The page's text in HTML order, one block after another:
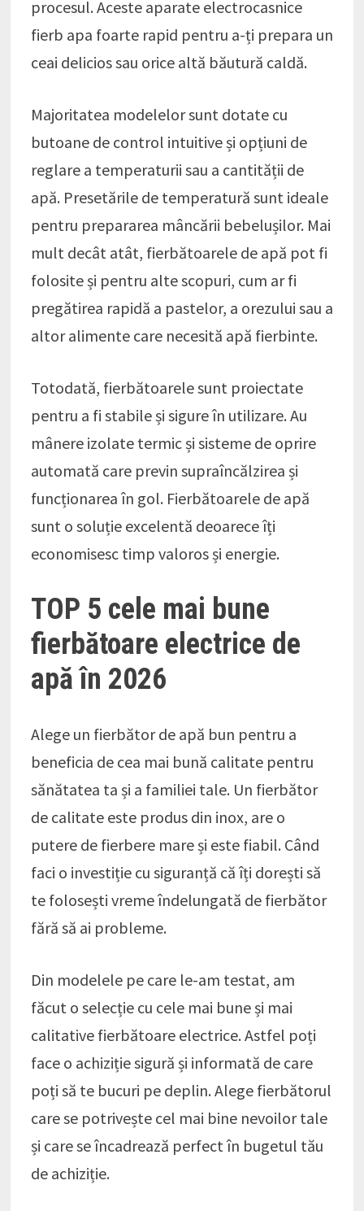
procesul. Aceste aparate electrocasnice
fierb apa foarte rapid pentru a-ți prepara un
ceai delicios sau orice altă băutură caldă.
Majoritatea modelelor sunt dotate cu
butoane de control intuitive și opțiuni de
reglare a temperaturii sau a cantității de
apă. Presetările de temperatură sunt ideale
pentru prepararea mâncării bebelușilor. Mai
mult decât atât, fierbătoarele de apă pot fi
folosite și pentru alte scopuri, cum ar fi
pregătirea rapidă a pastelor, a orezului sau a
altor alimente care necesită apă fierbinte.
Totodată, fierbătoarele sunt proiectate
pentru a fi stabile și sigure în utilizare. Au
mânere izolate termic și sisteme de oprire
automată care previn supraîncălzirea și
funcționarea în gol. Fierbătoarele de apă
sunt o soluție excelentă deoarece îți
economisesc timp valoros și energie.
TOP 5 cele mai bune
fierbătoare electrice de
apă în 2026
Alege un fierbător de apă bun pentru a
beneficia de cea mai bună calitate pentru
sănătatea ta și a familiei tale. Un fierbător
de calitate este produs din inox, are o
putere de fierbere mare și este fiabil. Când
faci o investiție cu siguranță că îți dorești să
te folosești vreme îndelungată de fierbător
fără să ai probleme.
Din modelele pe care le-am testat, am
făcut o selecție cu cele mai bune și mai
calitative fierbătoare electrice. Astfel poți
face o achiziție sigură și informată de care
poți să te bucuri pe deplin. Alege fierbătorul
care se potrivește cel mai bine nevoilor tale
și care se încadrează perfect în bugetul tău
de achiziție.